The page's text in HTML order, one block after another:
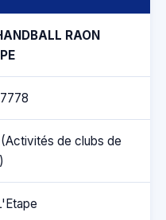
RAON
de clubs de